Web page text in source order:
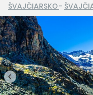
ŠVAJČIARSKO-